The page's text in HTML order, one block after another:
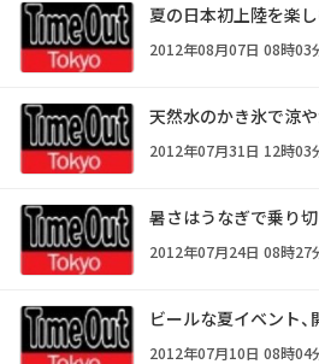
夏の日本初上陸を楽
2012年08月07日 08時03
天然水のかき氷で涼
2012年07月31日 12時03
暑さはうなぎで乗り切
2012年07月24日 08時27
ビールな夏イベント、
2012年07月10日 08時04